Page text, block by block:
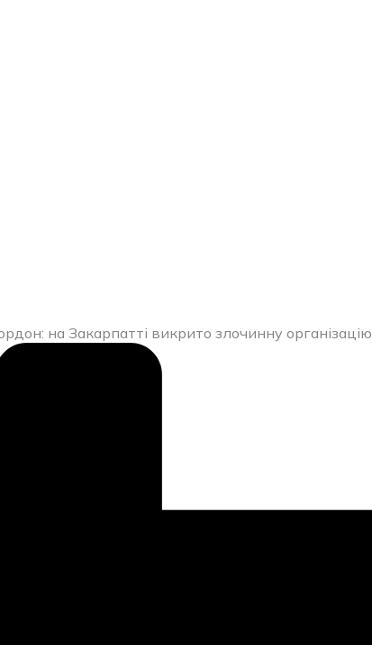
на Закарпатті викрито злочинну організацію